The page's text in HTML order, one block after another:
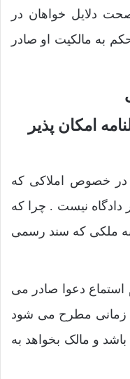
دلایل خواهان در
به مالکیت او صادر
در خصوص املاکی که
نیست . چرا که
ملکی که سند رسمی
دعوا صادر می
زمانی مطرح می شود
و مالک بخواهد به